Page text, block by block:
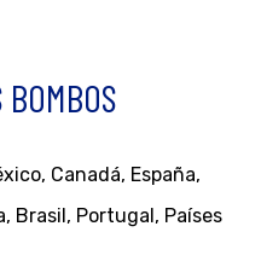
Canadá, España,
Brasil, Portugal, Países